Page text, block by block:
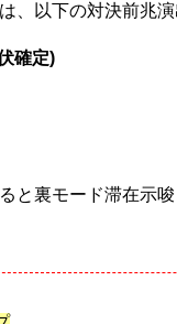
、以下の対決前兆
確定)
と裏モード滞在示